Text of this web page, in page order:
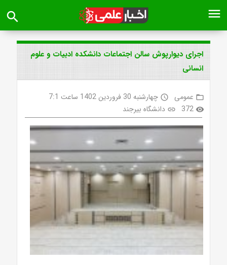
menu
search
اجرای دیوارپوش سالن اجتماعات دانشکده ادبیات و علوم
انسانی
folder_open عمومی access_time چهارشنبه 30 فروردین 1402 ساعت 7:1
visibility
372
link دانشگاه بیرجند